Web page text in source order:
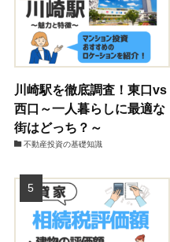
川崎駅を徹底調査！東口vs
西口～一人暮らしに最適な
街はどっち？～
不動産投資の基礎知識